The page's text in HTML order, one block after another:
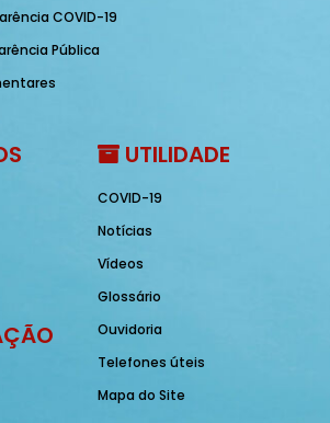
COVID-19
Pública
UTILIDADE
COVID-19
Notícias
Vídeos
Glossário
Ouvidoria
Telefones úteis
Mapa do Site